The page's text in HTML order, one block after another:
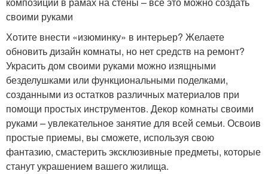
своими руками
Хотите внести «изюминку» в интерьер? Желаете
обновить дизайн комнаты, но нет средств на ремонт?
Украсить дом своими руками можно изящными
безделушками или функциональными поделками,
созданными из остатков различных материалов при
помощи простых инструментов. Декор комнаты своими
руками – увлекательное занятие для всей семьи. Освоив
простые приемы, вы сможете, используя свою
фантазию, смастерить эксклюзивные предметы, которые
станут украшением вашего жилища.